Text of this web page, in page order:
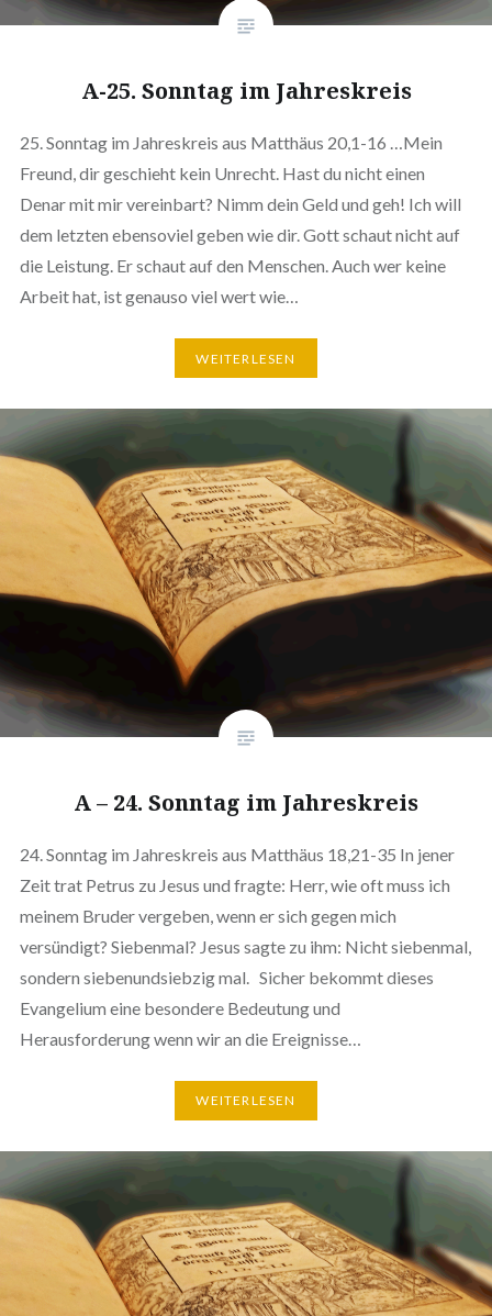
A-25. Sonntag im Jahreskreis
25. Sonntag im Jahreskreis aus Matthäus 20,1-16 …Mein
Freund, dir geschieht kein Unrecht. Hast du nicht einen
Denar mit mir vereinbart? Nimm dein Geld und geh! Ich will
dem letzten ebensoviel geben wie dir. Gott schaut nicht auf
die Leistung. Er schaut auf den Menschen. Auch wer keine
Arbeit hat, ist genauso viel wert wie…
WEITERLESEN
A – 24. Sonntag im Jahreskreis
24. Sonntag im Jahreskreis aus Matthäus 18,21-35 In jener
Zeit trat Petrus zu Jesus und fragte: Herr, wie oft muss ich
meinem Bruder vergeben, wenn er sich gegen mich
versündigt? Siebenmal? Jesus sagte zu ihm: Nicht siebenmal,
sondern siebenundsiebzig mal. Sicher bekommt dieses
Evangelium eine besondere Bedeutung und
Herausforderung wenn wir an die Ereignisse…
WEITERLESEN